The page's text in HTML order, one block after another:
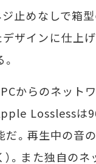
止めなしで箱型
ザインに仕上
PCからのネット
Losslessは
。再生中の音
。また独自の